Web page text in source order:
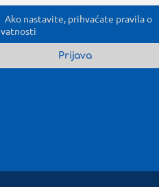
Ako nastavite, prihvaćate pravila o